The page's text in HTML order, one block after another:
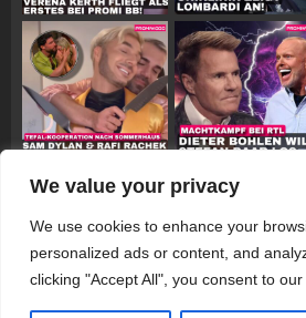
We value your privacy
We use cookies to enhance your
personalized ads or content, and
clicking "Accept All", you consent to our
Follow on